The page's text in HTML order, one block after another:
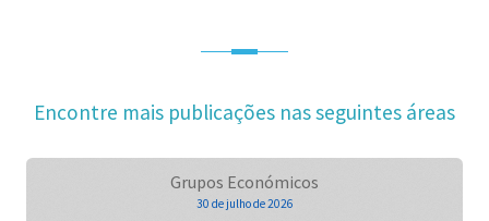
Encontre mais publicações nas seguintes áreas
Grupos Económicos
30 de julho de 2026